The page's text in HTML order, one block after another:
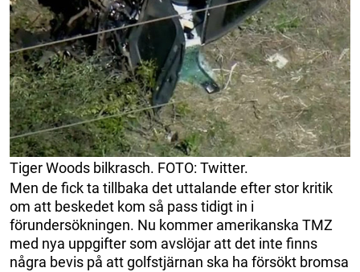
Tiger Woods bilkrasch. FOTO: Twitter.
Men de fick ta tillbaka det uttalande efter stor kritik
om att beskedet kom så pass tidigt in i
förundersökningen. Nu kommer amerikanska TMZ
med nya uppgifter som avslöjar att det inte finns
några bevis på att golfstjärnan ska ha försökt bromsa